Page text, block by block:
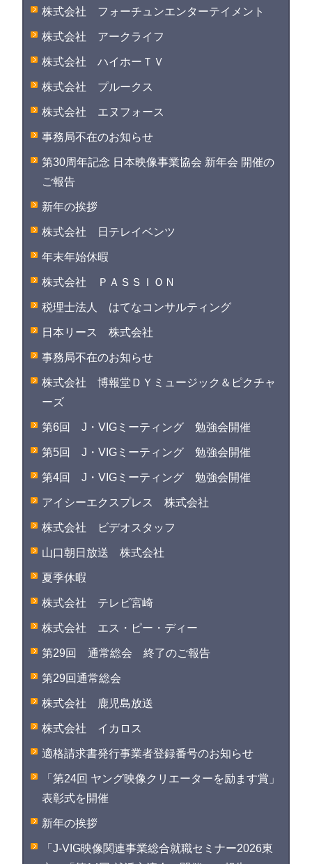
株式会社 フォーチュンエンターテイメント
株式会社 アークライフ
株式会社 ハイホーＴＶ
株式会社 プルークス
株式会社 エヌフォース
事務局不在のお知らせ
第30周年記念 日本映像事業協会 新年会 開催の
ご報告
新年の挨拶
株式会社 日テレイベンツ
年末年始休暇
株式会社 ＰＡＳＳＩＯＮ
税理士法人 はてなコンサルティング
日本リース 株式会社
事務局不在のお知らせ
株式会社 博報堂ＤＹミュージック＆ピクチャ
ーズ
第6回 J・VIGミーティング 勉強会開催
第5回 J・VIGミーティング 勉強会開催
第4回 J・VIGミーティング 勉強会開催
アイシーエクスプレス 株式会社
株式会社 ビデオスタッフ
山口朝日放送 株式会社
夏季休暇
株式会社 テレビ宮崎
株式会社 エス・ピー・ディー
第29回 通常総会 終了のご報告
第29回通常総会
株式会社 鹿児島放送
株式会社 イカロス
適格請求書発行事業者登録番号のお知らせ
「第24回 ヤング映像クリエーターを励ます賞」
表彰式を開催
新年の挨拶
「J-VIG映像関連事業総合就職セミナー2026東